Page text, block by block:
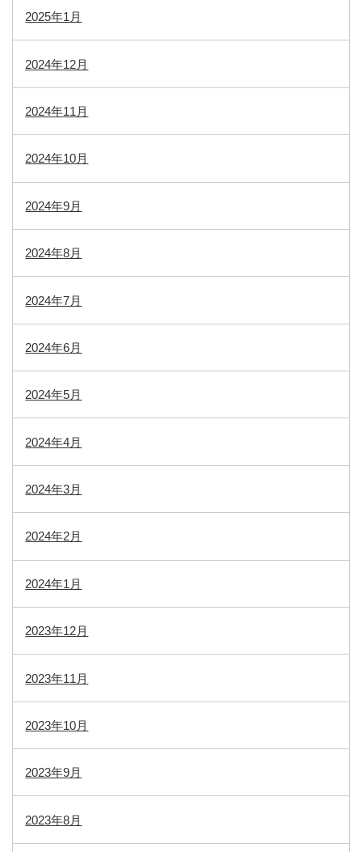
2025年1月
2024年12月
2024年11月
2024年10月
2024年9月
2024年8月
2024年7月
2024年6月
2024年5月
2024年4月
2024年3月
2024年2月
2024年1月
2023年12月
2023年11月
2023年10月
2023年9月
2023年8月